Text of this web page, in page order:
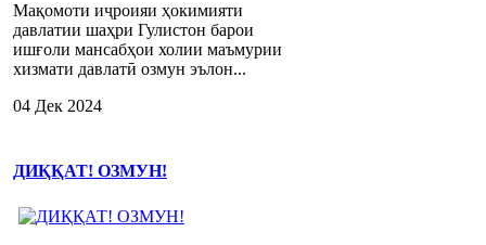
Мақомоти иҷроияи ҳокимияти
давлатии шаҳри Гулистон барои
ишғоли мансабҳои холии маъмурии
хизмати давлатӣ озмун эълон...
04 Дек 2024
ДИҚҚАТ! ОЗМУН!